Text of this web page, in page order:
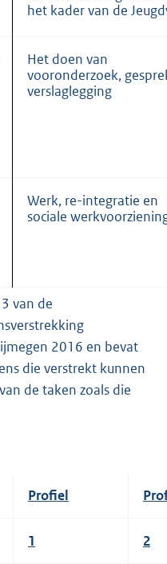
het kader van de
Het doen van
vooronderzoek,
verslaglegging
Werk, re-integratie en
sociale
van de
2016 en bevat
die verstrekt kunnen
de taken zoals die
Profiel
1 2